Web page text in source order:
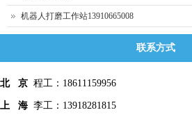
机器人打磨工作站13910665008
联系方式
北 京 程工：18611159956
上 海 李工：13918281815